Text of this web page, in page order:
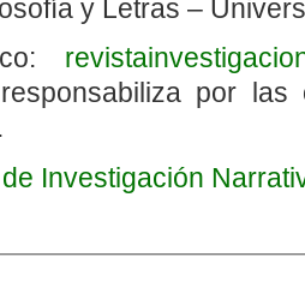
y Letras –
por las
Investigación